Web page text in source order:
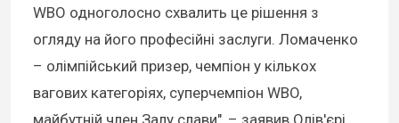
WBO одноголосно схвалить це рішення з
огляду на його професійні заслуги. Ломаченко
– олімпійський призер, чемпіон у кількох
вагових категоріях, суперчемпіон WBO,
майбутній член Залу слави", – заявив Олів'єрі.